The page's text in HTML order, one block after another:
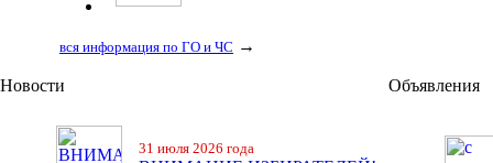
вся информация по ГО и ЧС →
Новости
31 июля 2026 года
Объявления